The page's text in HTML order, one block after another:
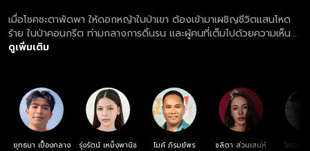
เมื่อโชคชะตาพัดพา ให้ดอกหญ้าในป่าเขา ต้องเข้ามาเผชิญชีวิตแสนโหด
ร้าย ในป่าคอนกรีต ท่ามกลางการดิ้นรน และผู้คนที่เต็มไปด้วยความเห็น
แก่ตัว เขาและเธอจะเอาชีวิตรอดในสังคมนี้ได้อย่างไร
ดูเพิ่มเติม
ยุทธนา เปื้องกลาง รุ่งรัตน์ เหม็งพานิช ไมค์ ภิรมย์พร ชลิตา ส่วนเสน่ห์ วิทยา